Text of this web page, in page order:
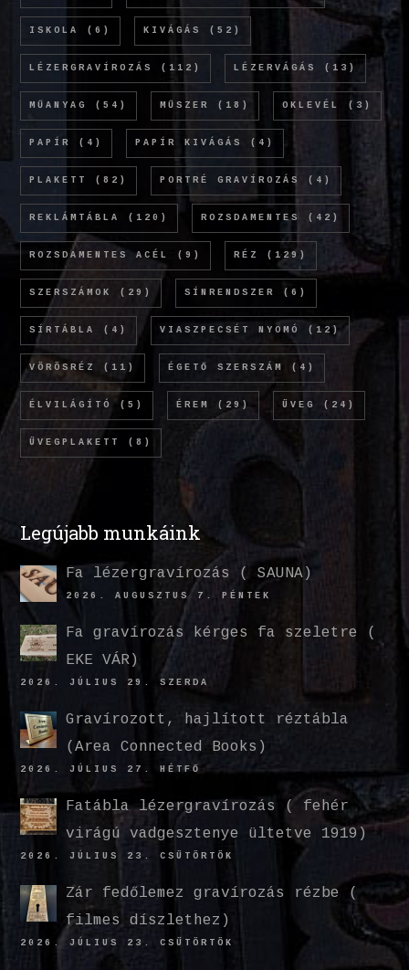
ISKOLA (6) KIVÁGÁS (52)
LÉZERGRAVÍROZÁS (112) LÉZERVÁGÁS (13)
MŰANYAG (54) MŰSZER (18) OKLEVÉL (3)
PAPÍR (4) PAPÍR KIVÁGÁS (4)
PLAKETT (82) PORTRÉ GRAVÍROZÁS (4)
REKLÁMTÁBLA (120) ROZSDAMENTES (42)
ROZSDAMENTES ACÉL (9) RÉZ (129)
SZERSZÁMOK (29) SÍNRENDSZER (6)
SÍRTÁBLA (4) VIASZPECSÉT NYOMÓ (12)
VÖRÖSRÉZ (11) ÉGETŐ SZERSZÁM (4)
ÉLVILÁGÍTÓ (5) ÉREM (29) ÜVEG (24)
ÜVEGPLAKETT (8)
Legújabb munkáink
Fa lézergravírozás ( SAUNA)
2026. AUGUSZTUS 7. PÉNTEK
Fa gravírozás kérges fa szeletre (
EKE VÁR)
2026. JÚLIUS 29. SZERDA
Gravírozott, hajlított réztábla
(Area Connected Books)
2026. JÚLIUS 27. HÉTFŐ
Fatábla lézergravírozás ( fehér
virágú vadgesztenye ültetve 1919)
2026. JÚLIUS 23. CSÜTÖRTÖK
Zár fedőlemez gravírozás rézbe (
filmes díszlethez)
2026. JÚLIUS 23. CSÜTÖRTÖK